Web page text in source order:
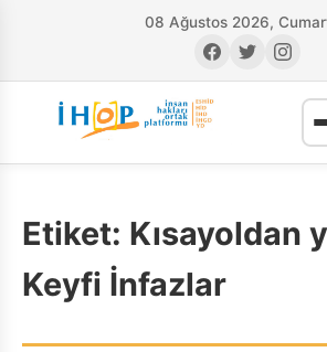
08 Ağustos 2026,
Etiket: Kısayoldan
Keyfi İnfazlar